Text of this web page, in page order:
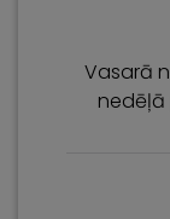
Vasarā
nedēļā